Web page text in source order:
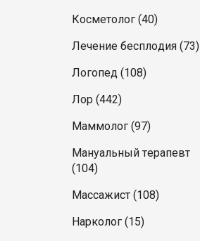
Косметолог (40)
Лечение бесплодия (73)
Логопед (108)
Лор (442)
Маммолог (97)
Мануальный терапевт
(104)
Массажист (108)
Нарколог (15)